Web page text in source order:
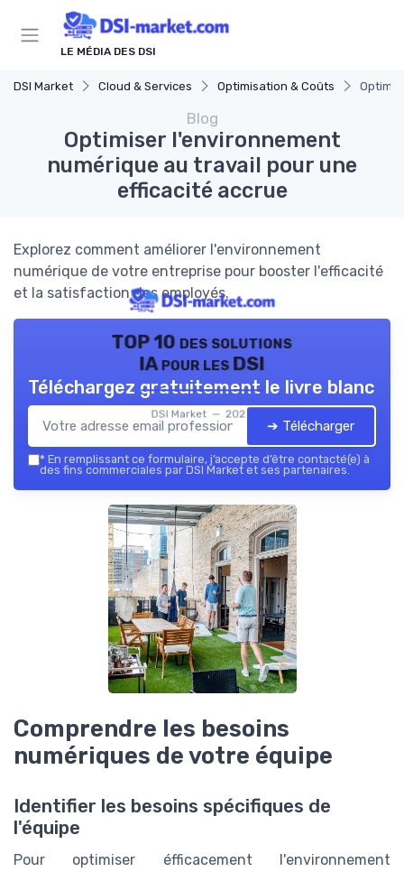
LE MÉDIA DES DSI
DSI Market Cloud & Services Optimisation & Coûts
Blog
Optimiser l'environnement
numérique au travail pour une
efficacité accrue
Explorez comment améliorer l'environnement
numérique de votre entreprise pour booster l'efficacité
et la satisfaction des employés.
TOP 10 des solutions
IA pour les DSI
DSI Market — 2026
Téléchargez gratuitement le livre blanc
➔ Télécharger
* En remplissant ce formulaire, j’accepte d’être contacté(e) à
des fins commerciales par DSI Market et ses partenaires.
Comprendre les besoins
numériques de votre équipe
Identifier les besoins spécifiques de
l'équipe
Pour optimiser éfficacement l'environnement
Panneau de gestion des cookies